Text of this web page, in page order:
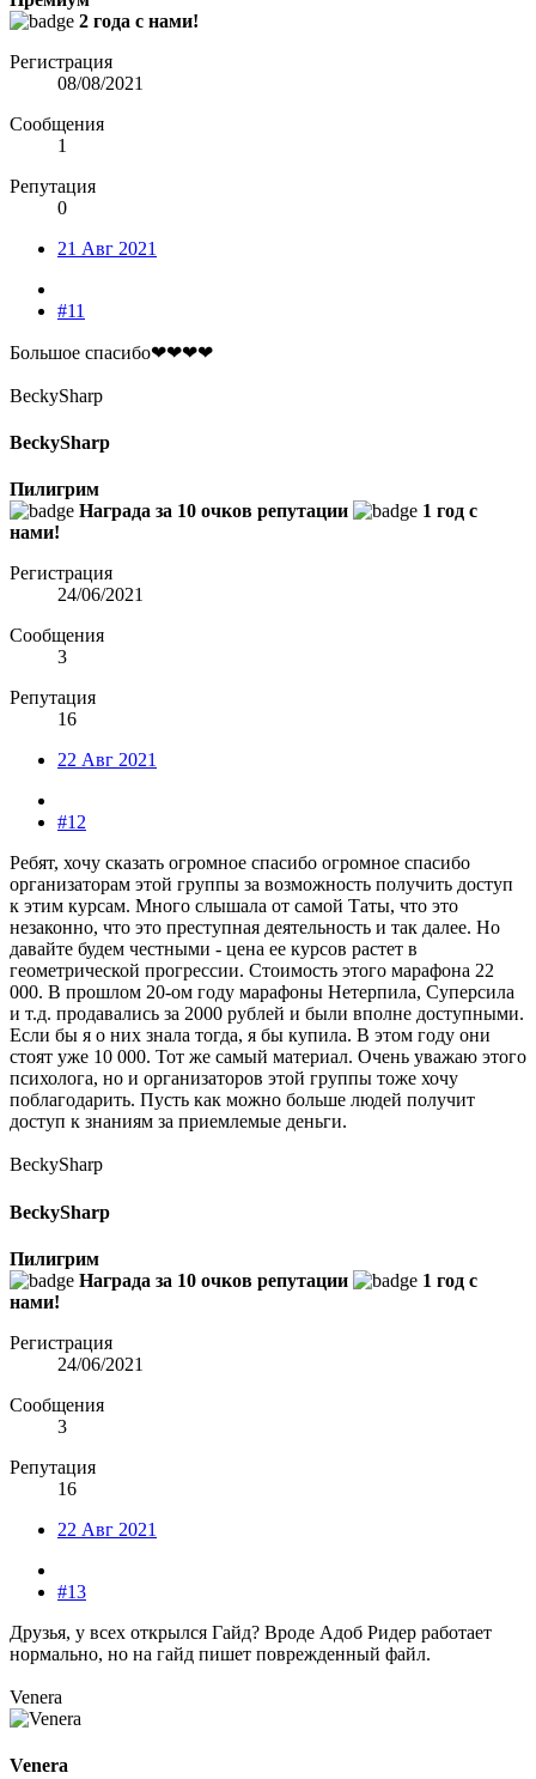
2 года с нами!
Регистрация
08/08/2021
Сообщения
1
Репутация
0
21 Авг 2021
#11
Большое спасибо❤❤❤❤
BeckySharp
BeckySharp
Пилигрим
Награда за 10 очков репутации
1 год с
нами!
Регистрация
24/06/2021
Сообщения
3
Репутация
16
22 Авг 2021
#12
Ребят, хочу сказать огромное спасибо огромное спасибо
организаторам этой группы за возможность получить доступ
к этим курсам. Много слышала от самой Таты, что это
незаконно, что это преступная деятельность и так далее. Но
давайте будем честными - цена ее курсов растет в
геометрической прогрессии. Стоимость этого марафона 22
000. В прошлом 20-ом году марафоны Нетерпила, Суперсила
и т.д. продавались за 2000 рублей и были вполне доступными.
Если бы я о них знала тогда, я бы купила. В этом году они
стоят уже 10 000. Тот же самый материал. Очень уважаю этого
психолога, но и организаторов этой группы тоже хочу
поблагодарить. Пусть как можно больше людей получит
доступ к знаниям за приемлемые деньги.
BeckySharp
BeckySharp
Пилигрим
Награда за 10 очков репутации
1 год с
нами!
Регистрация
24/06/2021
Сообщения
3
Репутация
16
22 Авг 2021
#13
Друзья, у всех открылся Гайд? Вроде Адоб Ридер работает
нормально, но на гайд пишет поврежденный файл.
Venera
Venera